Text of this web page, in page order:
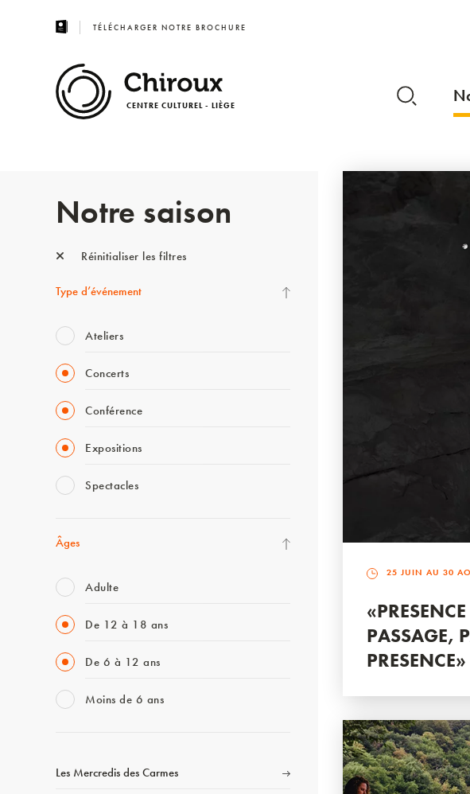
TÉLÉCHARGER NOTRE BROCHURE
CENTRE CULTUREL - LIÈGE
Notre saison
Réinitialiser les filtres
Type d’événement
Ateliers
Concerts
Conférence
Expositions
Spectacles
Âges
Adulte
De 12 à 18 ans
De 6 à 12 ans
Moins de 6 ans
Les Mercredis des Carmes
25 JUIN AU 30
PASSAGE,